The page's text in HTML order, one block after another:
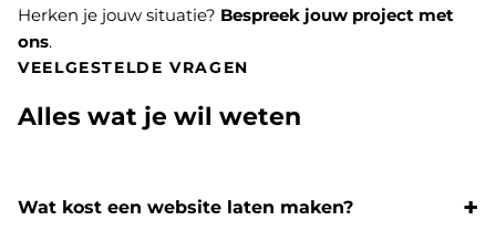
Herken je jouw situatie? Bespreek jouw project met
ons.
VEELGESTELDE VRAGEN
Alles wat je wil weten
Wat kost een website laten maken?